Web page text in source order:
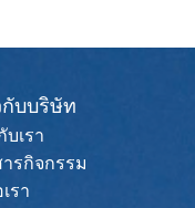
กับบริษัท
บเรา
รกิจกรรม
รา